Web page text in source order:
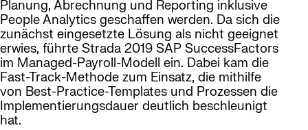
Planung, Abrechnung und Reporting inklusive
People Analytics geschaffen werden. Da sich die
zunächst eingesetzte Lösung als nicht geeignet
erwies, führte Strada 2019 SAP SuccessFactors
im Managed-Payroll-Modell ein. Dabei kam die
Fast-Track-Methode zum Einsatz, die mithilfe
von Best-Practice-Templates und Prozessen die
Implementierungsdauer deutlich beschleunigt
hat.